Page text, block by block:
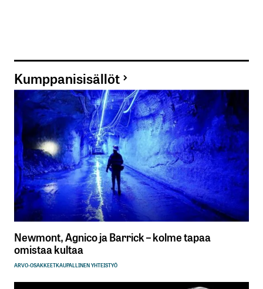
Kumppanisisällöt
Newmont, Agnico ja Barrick – kolme tapaa
omistaa kultaa
ARVO-OSAKKEETKAUPALLINEN YHTEISTYÖ